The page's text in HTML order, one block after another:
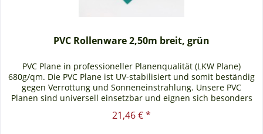
PVC Rollenware 2,50m breit, grün
PVC Plane in professioneller Planenqualität (LKW Plane)
680g/qm. Die PVC Plane ist UV-stabilisiert und somit beständig
gegen Verrottung und Sonneneinstrahlung. Unsere PVC
Planen sind universell einsetzbar und eignen sich besonders
als Carportplane, Balkonabtrennung, Abdeckplane für
Brennholz, Sandkastenabdeckung oder für Ihren Anhänger.
21,46 € *